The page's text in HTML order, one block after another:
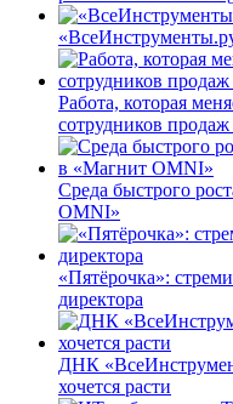
Работа, которая
сотрудников
Среда быстрого
OMNI»
«Пятёрочка»:
директора
ДНК
хочется расти